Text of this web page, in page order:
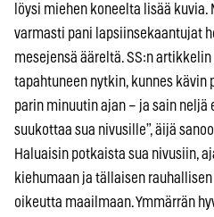
löysi miehen koneelta lisää
varmasti pani lapsiinsekaantujat
mesejensä ääreltä. SS:n
tapahtuneen nytkin, kunnes kävin
parin minuutin ajan – ja sain neljä
suukottaa sua nivusille”, äijä
Haluaisin potkaista sua nivusiin,
kiehumaan ja tällaisen
oikeutta maailmaan. Ymmärrän